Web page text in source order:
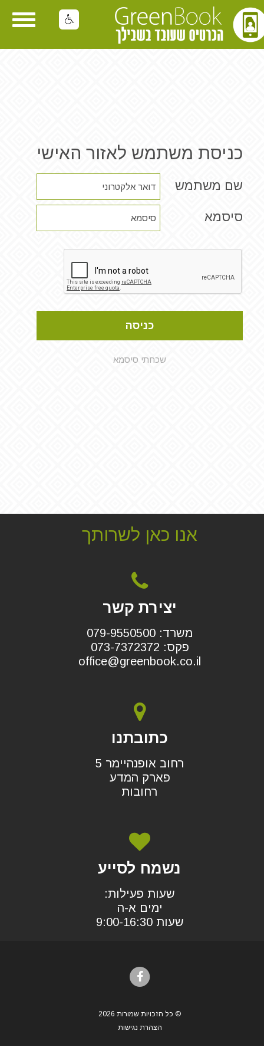
כניסת משתמש לאזור האישי
שם משתמש
סיסמא
כניסה
שכחתי סיסמא
אנו כאן לשרותך
יצירת קשר
משרד: 079-9550500
פקס: 073-7372372
office@greenbook.co.il
כתובתנו
רחוב אופנהיימר 5
פארק המדע
רחובות
נשמח לסייע
שעות פעילות:
ימים א-ה
שעות 9:00-16:30
© כל הזכויות שמורות 2026
הצהרת נגישות